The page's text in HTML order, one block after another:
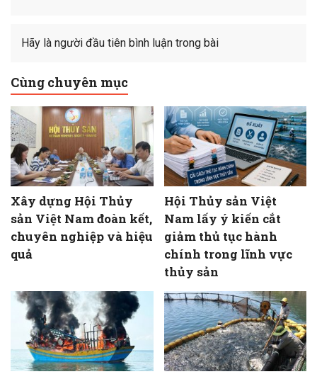
Hãy là người đầu tiên bình luận trong bài
Cùng chuyên mục
Xây dựng Hội Thủy
sản Việt Nam đoàn kết,
chuyên nghiệp và hiệu
quả
Hội Thủy sản Việt
Nam lấy ý kiến cắt
giảm thủ tục hành
chính trong lĩnh vực
thủy sản